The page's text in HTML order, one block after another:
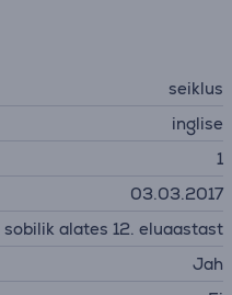
seiklus
inglise
1
03.03.2017
sobilik alates 12. eluaastast
Jah